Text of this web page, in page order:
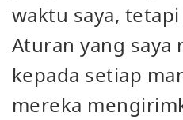
waktu saya,
Aturan yang saya
kepada setiap
mereka